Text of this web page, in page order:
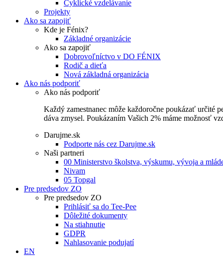
Cyklické vzdelávanie
Projekty
Ako sa zapojiť
Kde je Fénix?
Základné organizácie
Ako sa zapojiť
Dobrovoľníctvo v DO FÉNIX
Rodič a dieťa
Nová základná organizácia
Ako nás podporiť
Ako nás podporiť
Každý zamestnanec môže každoročne poukázať určité
dáva zmysel. Poukázaním Vašich 2% máme možnosť
Darujme.sk
Podporte nás cez Darujme.sk
Naši partneri
00 Ministerstvo školstva, výskumu, vývoja a
Nivam
05 Topgal
Pre predsedov ZO
Pre predsedov ZO
Prihlásiť sa do Tee-Pee
Dôležité dokumenty
Na stiahnutie
GDPR
Nahlasovanie podujatí
EN